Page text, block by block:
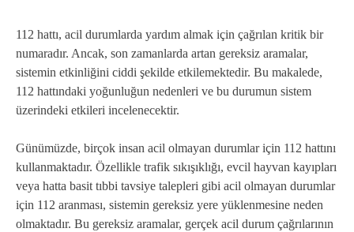
112 hattı, acil durumlarda yardım almak için çağrılan kritik bir
numaradır. Ancak, son zamanlarda artan gereksiz aramalar,
sistemin etkinliğini ciddi şekilde etkilemektedir. Bu makalede,
112 hattındaki yoğunluğun nedenleri ve bu durumun sistem
üzerindeki etkileri incelenecektir.
Günümüzde, birçok insan acil olmayan durumlar için 112 hattını
kullanmaktadır. Özellikle trafik sıkışıklığı, evcil hayvan kayıpları
veya hatta basit tıbbi tavsiye talepleri gibi acil olmayan durumlar
için 112 aranması, sistemin gereksiz yere yüklenmesine neden
olmaktadır. Bu gereksiz aramalar, gerçek acil durum çağrılarının